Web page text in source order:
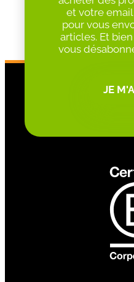
et votre
pour vous
articles. Et
vous
JE